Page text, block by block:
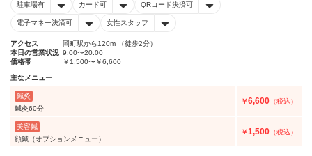
駐車場有 カード可 QRコード決済可
電子マネー決済可 女性スタッフ
アクセス
岡町駅から120m （徒歩2分）
本日の営業状況 9:00〜20:00
価格帯
￥1,500〜￥6,600
主なメニュー
鍼灸
鍼灸60分
￥6,600 （税込）
美容鍼
顔鍼（オプションメニュー）
￥1,500 （税込）